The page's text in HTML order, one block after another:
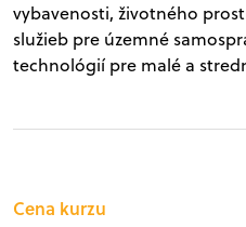
vybavenosti, životného
služieb pre územné
technológií pre malé a
Cena kurzu